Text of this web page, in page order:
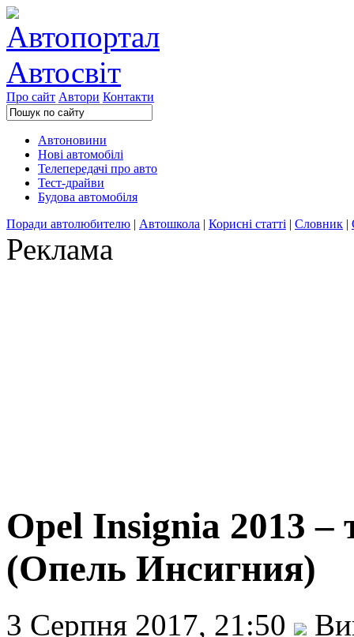
Про сайт Автори Контакти
Автоновини
Нові автомобілі
Телепередачі про авто
Тест-драйви
Будова автомобіля
Поради автолюбителю | Автошкола | Корисні статті | Словник |
Реклама
Opel Insignia 2013 –
(Опель Инсигния)
3 Серпня 2017, 21:50